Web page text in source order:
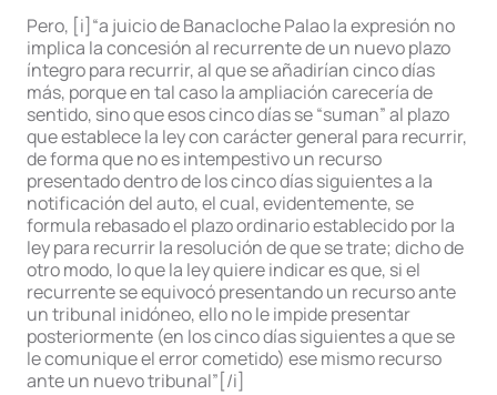
Pero, [i]“a juicio de Banacloche Palao la expresión no
implica la concesión al recurrente de un nuevo plazo
íntegro para recurrir, al que se añadirían cinco días
más, porque en tal caso la ampliación carecería de
sentido, sino que esos cinco días se “suman” al plazo
que establece la ley con carácter general para recurrir,
de forma que no es intempestivo un recurso
presentado dentro de los cinco días siguientes a la
notificación del auto, el cual, evidentemente, se
formula rebasado el plazo ordinario establecido por la
ley para recurrir la resolución de que se trate; dicho de
otro modo, lo que la ley quiere indicar es que, si el
recurrente se equivocó presentando un recurso ante
un tribunal inidóneo, ello no le impide presentar
posteriormente (en los cinco días siguientes a que se
le comunique el error cometido) ese mismo recurso
ante un nuevo tribunal”[/i]